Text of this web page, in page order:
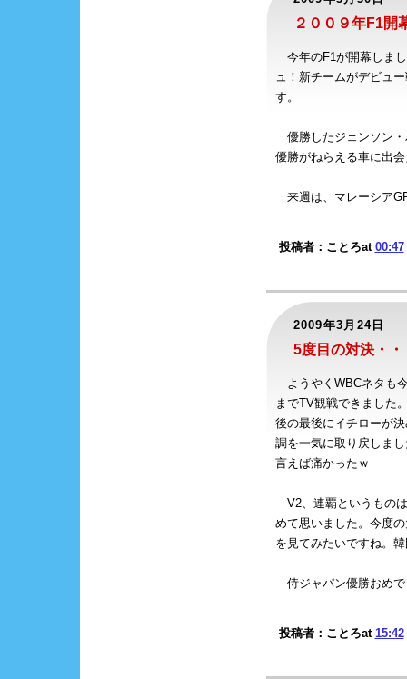
２００９年F1開
今年のF1が開幕しま
ュ！新チームがデビュ
す。
優勝したジェンソン・
優勝がねらえる車に出
来週は、マレーシア
投稿者：ことろat 00:47
2009年3月24日
5度目の対決・・
ようやくWBCネタも
までTV観戦できました
後の最後にイチローが
調を一気に取り戻しま
言えば痛かったｗ
V2、連覇というもの
めて思いました。今度
を見てみたいですね。
侍ジャパン優勝おめ
投稿者：ことろat 15:42